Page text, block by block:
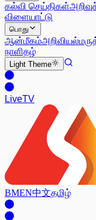
கல்வி செய்திகள்
விளையாட்டு
பொது
ஆன்மீகம்அறிவியல்
நாளிதழ்
Light Theme
LiveTV
BMEN中文தமிழ்